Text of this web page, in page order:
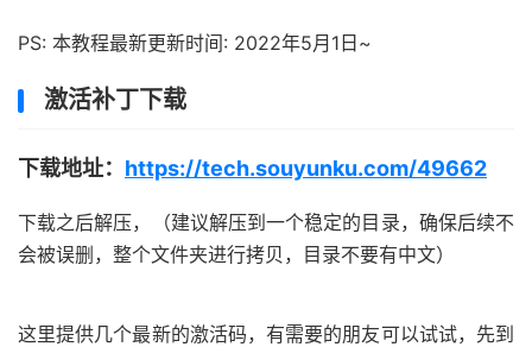
PS: 本教程最新更新时间: 2022年5月1日~
激活补丁下载
下载地址： https://tech.souyunku.com/49662
下载之后解压，（建议解压到一个稳定的目录，确保后续不
会被误删，整个文件夹进行拷贝，目录不要有中文）
这里提供几个最新的激活码，有需要的朋友可以试试，先到